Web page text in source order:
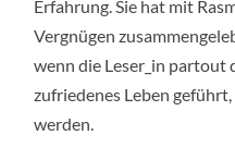
Erfahrung. Sie hat mit
Vergnügen
wenn die Leser_in partout
zufriedenes Leben
werden.